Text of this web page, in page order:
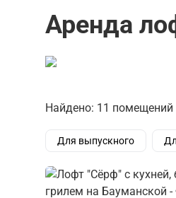
Аренда
Найдено: 11 помещений
Для выпускного